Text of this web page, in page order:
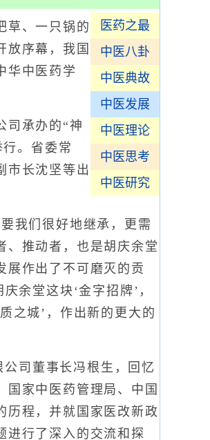
医药之最
中医八卦
中医典故
中医发展
中医理论
中医思考
中医研究
、一只锅的
放序幕，我国
华中医药学
承办的“神
。省委常
市长沈坚等出
我们很好地继承，更需
、推动者，也是胡庆余堂
展作出了不可磨灭的贡
余堂这块‘金字招牌’，
之城’，作出新的更大的
司董事长冯根生，回忆
国家中医药管理局、中国
历程，并就国家医改新政
进行了深入的交流和探